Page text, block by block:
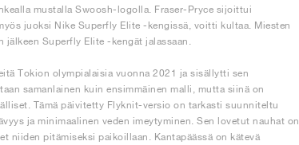
mustalla Swoosh-logolla. Fraser-Pryce sijoittui
juoksi Nike Superfly Elite -kengissä, voitti kultaa. Miesten
Superfly Elite -kengät jalassaan.
Tokion olympialaisia vuonna 2021 ja sisällytti sen
samanlainen kuin ensimmäinen malli, mutta siinä on
Tämä päivitetty Flyknit-versio on tarkasti suunniteltu
ja minimaalinen veden imeytyminen. Sen lovetut nauhat on
niiden pitämiseksi paikoillaan. Kantapäässä on kätevä